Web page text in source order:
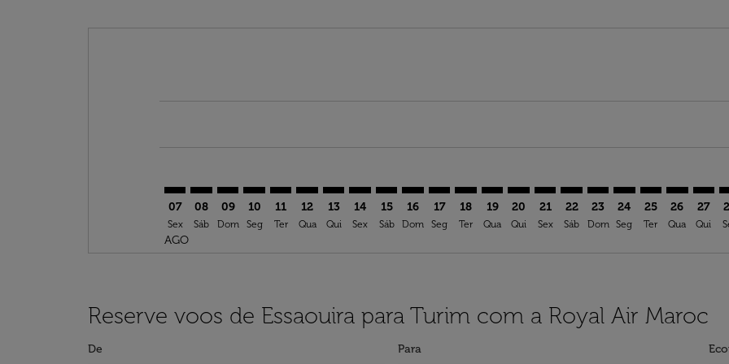
07
Sex
AGO
08
Sáb
09
Dom
10
Seg
11
Ter
12
Qua
13
Qui
14
Sex
15
Sáb
16
Dom
17
Seg
18
Ter
19
Qua
20
Qui
ESU–TRN: cmp-view-offers-
21
Sex
ESU–TRN: cmp-view-
22
Sáb
ESU–TRN: cmp-view-
23
Dom
ESU–TRN: cmp-
24
Seg
ESU–TRN:
25
Ter
26
Qua
27
Qui
Reserve voos de Essaouira para Turim com a Royal Air Maroc
De Para